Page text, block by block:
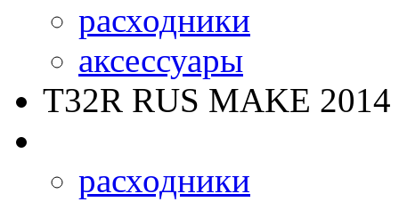
расходники
аксессуары
T32R RUS MAKE 2014
расходники